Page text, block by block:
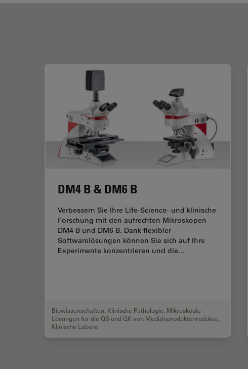
DM4 B & DM6 B
Verbessern Sie Ihre Life-Science- und klinische
Forschung mit den aufrechten Mikroskopen
DM4 B und DM6 B. Dank flexibler
Softwarelösungen können Sie sich auf Ihre
Experimente konzentrieren und die...
Biowissenschaften Klinische Pathologie Mikroskopie-
Lösungen für die QS und QK von Medizinproduktenrodukte
Klinische Labore